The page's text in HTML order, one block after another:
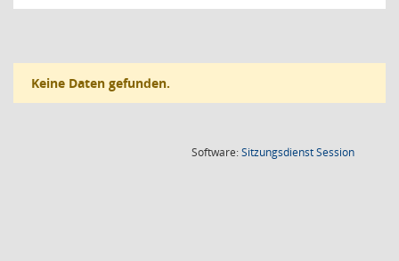
Keine Daten gefunden.
Software:SitzungsdienstSession(Wird in